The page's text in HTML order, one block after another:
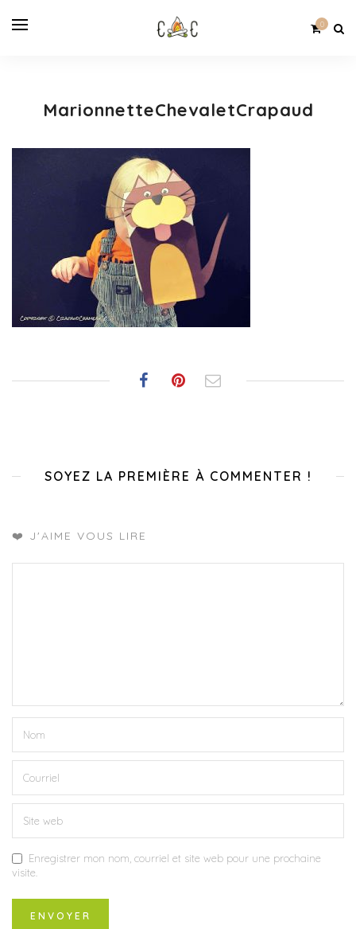
0
MarionnetteChevaletCrapaud
SOYEZ LA PREMIÈRE À COMMENTER !
❤️ J'AIME VOUS LIRE
Enregistrer mon nom, courriel et site web pour une prochaine
visite.